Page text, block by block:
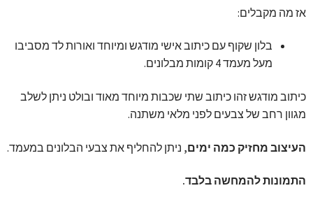
אז מה מקבלים:
בלון שקוף עם כיתוב אישי מודגש ומיוחד ואורות לד מסביבו
מעל מעמד 4 קומות מבלונים.
כיתוב מודגש זהו כיתוב שתי שכבות מיוחד מאוד ובולט ניתן לשלב
מגוון רחב של צבעים לפני מלאי משתנה.
העיצוב מחזיק כמה ימים, ניתן להחליף את צבעי הבלונים במעמד.
התמונות להמחשה בלבד.